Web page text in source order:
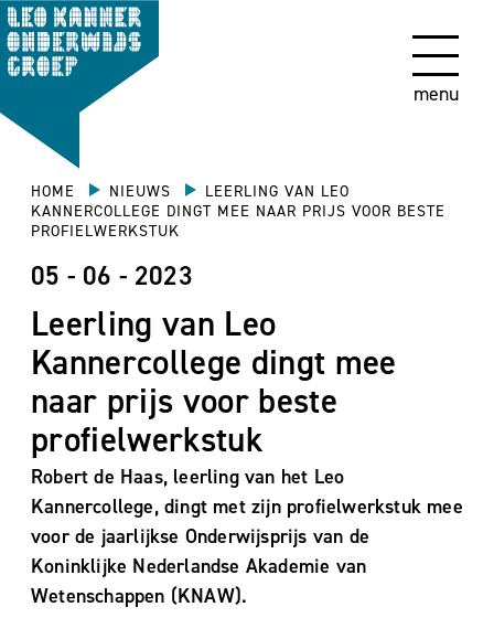
menu
HOME NIEUWS
LEERLING VAN LEO
KANNERCOLLEGE DINGT MEE NAAR PRIJS VOOR BESTE
PROFIELWERKSTUK
05 - 06 - 2023
Leerling van Leo
Kannercollege dingt mee
naar prijs voor beste
profielwerkstuk
Robert de Haas, leerling van het Leo
Kannercollege, dingt met zijn profielwerkstuk mee
voor de jaarlijkse Onderwijsprijs van de
Koninklijke Nederlandse Akademie van
Wetenschappen (KNAW).